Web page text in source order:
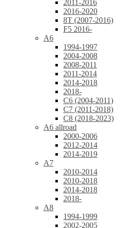
2011-2016
2016-2020
8T (2007-2016)
F5 2016-
A6
1994-1997
2004-2008
2008-2011
2011-2014
2014-2018
2018-
C6 (2004-2011)
C7 (2011-2018)
C8 (2018-2023)
A6 allroad
2000-2006
2012-2014
2014-2019
A7
2010-2014
2010-2018
2014-2018
2018-
A8
1994-1999
2002-2005